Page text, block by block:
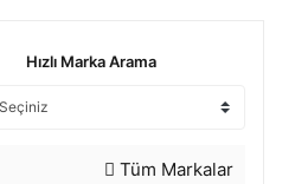
Hızlı Marka Arama
Tüm Markalar